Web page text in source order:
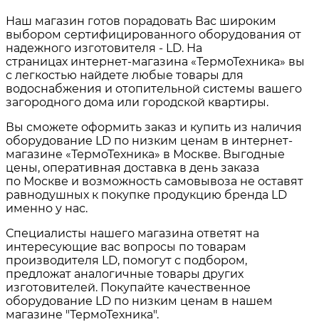
Наш магазин готов порадовать Вас широким
выбором сертифицированного оборудования от
надежного изготовителя - LD. На
страницах интернет-магазина «ТермоТехника» вы
с легкостью найдете любые товары для
водоснабжения и отопительной системы вашего
загородного дома или городской квартиры.
Вы сможете оформить заказ и купить из наличия
оборудование LD по низким ценам в интернет-
магазине «ТермоТехника» в Москве. Выгодные
цены, оперативная доставка в день заказа
по Москве и возможность самовывоза не оставят
равнодушных к покупке продукцию бренда LD
именно у нас.
Специалисты нашего магазина ответят на
интересующие вас вопросы по товарам
производителя LD, помогут с подбором,
предложат аналогичные товары других
изготовителей. Покупайте качественное
оборудование LD по низким ценам в нашем
магазине "ТермоТехника".